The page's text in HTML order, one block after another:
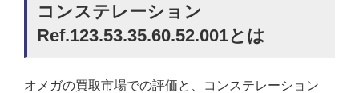
コンステレーション
Ref.123.53.35.60.52.001とは
オメガの買取市場での評価と、コンステレーション